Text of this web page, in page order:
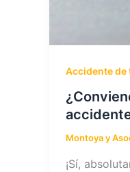
Accidente de
Montoya y
¡Sí,